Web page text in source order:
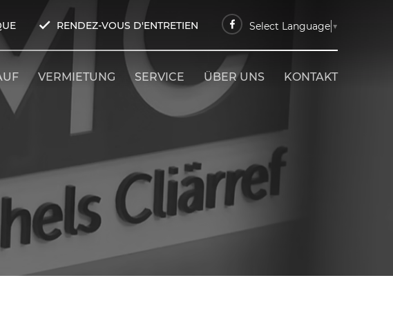
RENDEZ-VOUS D'ENTRETIEN Select Language ▼
VERMIETUNG SERVICE ÜBER UNS KONTAKT